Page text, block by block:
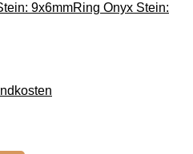
9x6mmRing Onyx Stein: